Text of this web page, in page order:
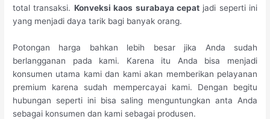
total transaksi. Konveksi kaos surabaya cepatjadi seperti ini
yang menjadi daya tarik bagi banyak orang.
Potongan harga bahkan lebih besar jika Anda sudah
berlangganan pada kami. Karena itu Anda bisa menjadi
konsumen utama kami dan kami akan memberikan pelayanan
premium karena sudah mempercayai kami. Dengan begitu
hubungan seperti ini bisa saling menguntungkan anta Anda
sebagai konsumen dan kami sebagai produsen.